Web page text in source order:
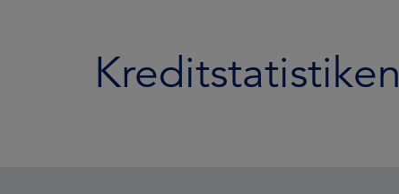
Kreditstatistiken